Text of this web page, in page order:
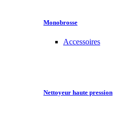
Monobrosse
Accessoires
Nettoyeur haute pression